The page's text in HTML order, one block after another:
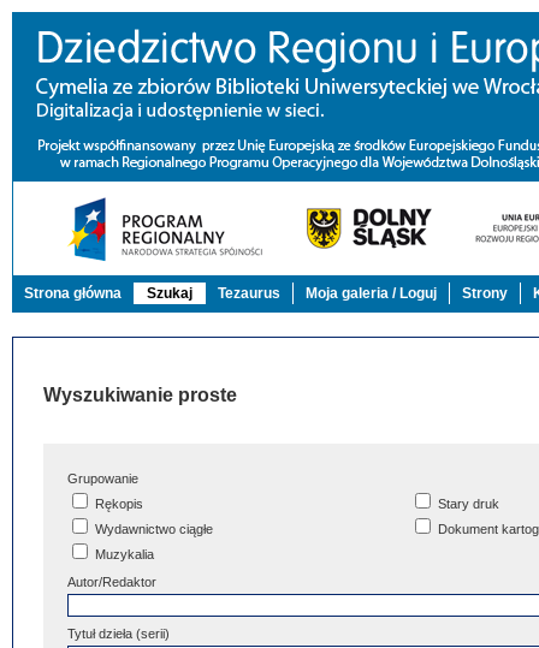
Strona główna Szukaj Tezaurus Moja galeria / Loguj Strony
Wyszukiwanie proste
Grupowanie
Rękopis
Stary druk
Wydawnictwo ciągłe
Dokument
Muzykalia
Autor/Redaktor
Tytuł dzieła (serii)